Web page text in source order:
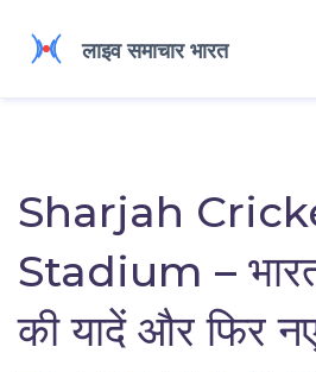
Sharjah
Stadium –
की यादें और फिर